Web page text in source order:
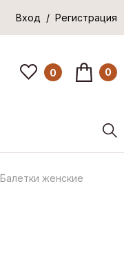
Вход / Регистрация
0 0
Балетки женские